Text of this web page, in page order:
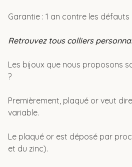
Garantie : 1 an contre les
Retrouvez tous colliers
Les bijoux que nous proposons
?
Premièrement, plaqué or veut
variable.
Le plaqué or est déposé par
et du zinc).